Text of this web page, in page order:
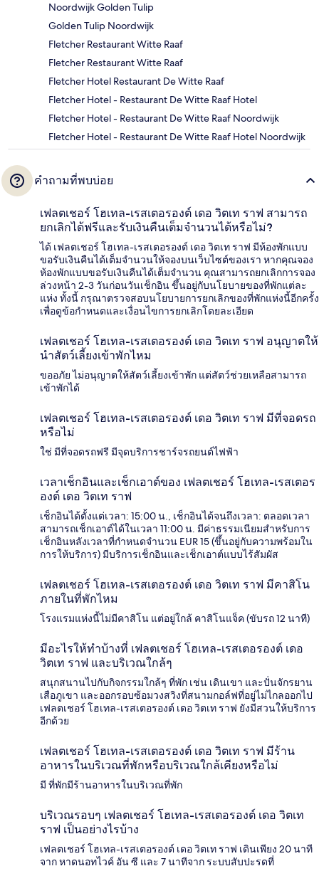
Noordwijk Golden Tulip
Golden Tulip Noordwijk
Fletcher Restaurant Witte Raaf
Fletcher Restaurant Witte Raaf
Fletcher Hotel Restaurant De Witte Raaf
Fletcher Hotel - Restaurant De Witte Raaf Hotel
Fletcher Hotel - Restaurant De Witte Raaf Noordwijk
Fletcher Hotel - Restaurant De Witte Raaf Hotel Noordwijk
คำถามที่พบบ่อย
เฟลตเชอร์ โฮเทล-เรสเตอรองต์ เดอ วิตเท ราฟ สามารถ
ยกเลิกได้ฟรีและรับเงินคืนเต็มจำนวนได้หรือไม่?
ได้ เฟลตเชอร์ โฮเทล-เรสเตอรองต์ เดอ วิตเท ราฟ มีห้องพักแบบ
ขอรับเงินคืนได้เต็มจำนวนให้จองบนเว็บไซต์ของเรา หากคุณจอง
ห้องพักแบบขอรับเงินคืนได้เต็มจำนวน คุณสามารถยกเลิกการจอง
ล่วงหน้า 2-3 วันก่อนวันเช็กอิน ขึ้นอยู่กับนโยบายของที่พักแต่ละ
แห่ง ทั้งนี้ กรุณาตรวจสอบนโยบายการยกเลิกของที่พักแห่งนี้อีกครั้ง
เพื่อดูข้อกำหนดและเงื่อนไขการยกเลิกโดยละเอียด
เฟลตเชอร์ โฮเทล-เรสเตอรองต์ เดอ วิตเท ราฟ อนุญาตให้
นำสัตว์เลี้ยงเข้าพักไหม
ขออภัย ไม่อนุญาตให้สัตว์เลี้ยงเข้าพัก แต่สัตว์ช่วยเหลือสามารถ
เข้าพักได้
เฟลตเชอร์ โฮเทล-เรสเตอรองต์ เดอ วิตเท ราฟ มีที่จอดรถ
หรือไม่
ใช่ มีที่จอดรถฟรี มีจุดบริการชาร์จรถยนต์ไฟฟ้า
เวลาเช็กอินและเช็กเอาต์ของ เฟลตเชอร์ โฮเทล-เรสเตอร
องต์ เดอ วิตเท ราฟ
เช็กอินได้ตั้งแต่เวลา: 15:00 น., เช็กอินได้จนถึงเวลา: ตลอดเวลา
สามารถเช็กเอาต์ได้ในเวลา 11:00 น. มีค่าธรรมเนียมสำหรับการ
เช็กอินหลังเวลาที่กำหนดจำนวน EUR 15 (ขึ้นอยู่กับความพร้อมใน
การให้บริการ) มีบริการเช็กอินและเช็กเอาต์แบบไร้สัมผัส
เฟลตเชอร์ โฮเทล-เรสเตอรองต์ เดอ วิตเท ราฟ มีคาสิโน
ภายในที่พักไหม
โรงแรมแห่งนี้ไม่มีคาสิโน แต่อยู่ใกล้ คาสิโนแจ็ค (ขับรถ 12 นาที)
มีอะไรให้ทำบ้างที่ เฟลตเชอร์ โฮเทล-เรสเตอรองต์ เดอ
วิตเท ราฟ และบริเวณใกล้ๆ
สนุกสนานไปกับกิจกรรมใกล้ๆ ที่พัก เช่น เดินเขา และปั่นจักรยาน
เสือภูเขา และออกรอบซ้อมวงสวิงที่สนามกอล์ฟที่อยู่ไม่ไกลออกไป
เฟลตเชอร์ โฮเทล-เรสเตอรองต์ เดอ วิตเท ราฟ ยังมีสวนให้บริการ
อีกด้วย
เฟลตเชอร์ โฮเทล-เรสเตอรองต์ เดอ วิตเท ราฟ มีร้าน
อาหารในบริเวณที่พักหรือบริเวณใกล้เคียงหรือไม่
มี ที่พักมีร้านอาหารในบริเวณที่พัก
บริเวณรอบๆ เฟลตเชอร์ โฮเทล-เรสเตอรองต์ เดอ วิตเท
ราฟ เป็นอย่างไรบ้าง
เฟลตเชอร์ โฮเทล-เรสเตอรองต์ เดอ วิตเท ราฟ เดินเพียง 20 นาที
จาก หาดนอทไวค์ อัน ซี และ 7 นาทีจาก ระบบสับปะรดที่